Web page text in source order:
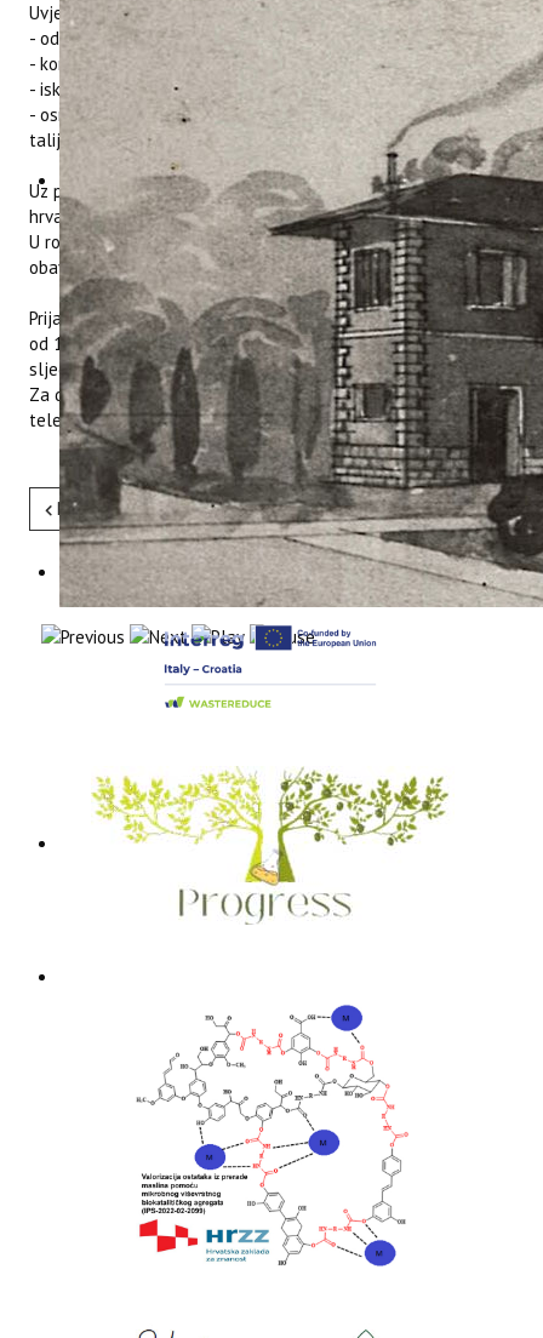
Uvjeti:
- odgovornost
- komunikativnost
- iskustvo u anketiranju (poželjno)
- osnovno poznavanje stranih jezika - engleski, njemački,
talijanski (poželjno)
Uz prijavu na Javni poziv obavezno je dostaviti životopis na
hrvatskom jeziku.
U roku 8 dana od završetka javnog poziva, kandidati će biti
obavješteni o rezultatima poziva.
Prijave sa potrebnom dokumentacijom dostavljaju se u roku
od 14 dana od dana objave Javnog poziva na web stranici na
sljedeće mail adrese: kristina@iptpo.hritina@iptpo.hr.
Za dodatne informacije stojimo na raspolaganju na broju
telefona 052/408-308.
Pret Sljedeće